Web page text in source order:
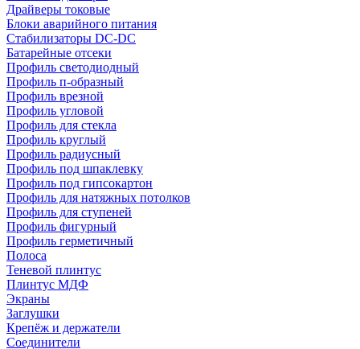
Драйверы токовые
Блоки аварийного питания
Стабилизаторы DC-DC
Батарейные отсеки
Профиль светодиодный
Профиль п-образный
Профиль врезной
Профиль угловой
Профиль для стекла
Профиль круглый
Профиль радиусный
Профиль под шпаклевку
Профиль под гипсокартон
Профиль для натяжных потолков
Профиль для ступеней
Профиль фигурный
Профиль герметичный
Полоса
Теневой плинтус
Плинтус МДФ
Экраны
Заглушки
Крепёж и держатели
Соединители